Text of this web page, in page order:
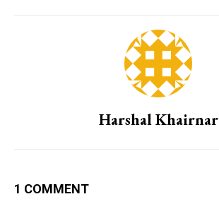
Harshal Khairnar
1 COMMENT